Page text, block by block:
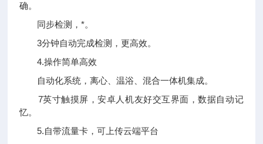
确。
同步检测，*。
3分钟自动完成检测，更高效。
4.操作简单高效
自动化系统，离心、温浴、混合一体机集成。
7英寸触摸屏，安卓人机友好交互界面，数据自动记
忆。
5.自带流量卡，可上传云端平台